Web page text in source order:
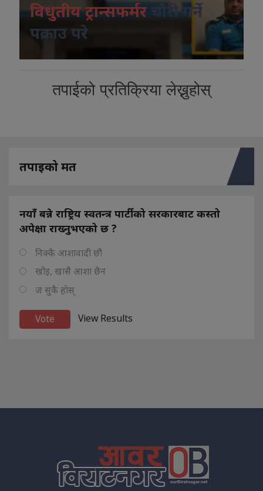
विधुतीय ट्रान्सफर्मर
चोरी गर्ने
पक्राउ परे
तपाईको प्रतिक्रिया लेख्नुहोस्
तपाइको मत
नयाँ बन्ने राष्ट्रिय स्वतन्त्र पार्टीको सरकारबाट कस्तो
अपेक्षा राख्नुभएको छ ?
निक्कै आशावादी छौ
खोइ, खासै आशा छैन
ज सुकै होस्
View Results